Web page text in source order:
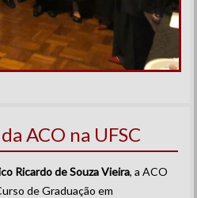
ACO na UFSC
Ricardo de Souza Vieira, a ACO
de Graduação em